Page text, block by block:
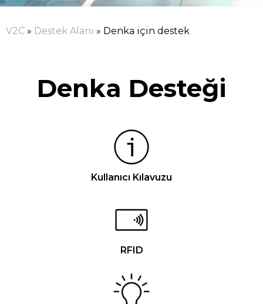
V2C » Destek Alanı » Denka için destek
Denka Desteği
Kullanıcı Kılavuzu
RFID